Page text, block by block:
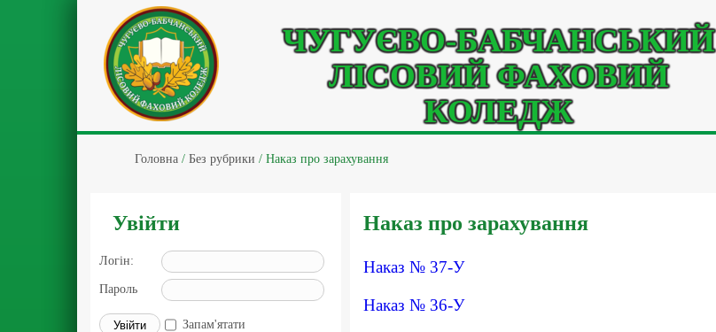
ЧУГУЄВО-БАБЧАНСЬКИЙ
ЛІСОВИЙ ФАХОВИЙ
КОЛЕДЖ
Головна / Без рубрики / Наказ про зарахування
Увійти
Логін:
Пароль
Запам'ятати
Наказ про зарахування
Наказ № 37-У
Наказ № 36-У